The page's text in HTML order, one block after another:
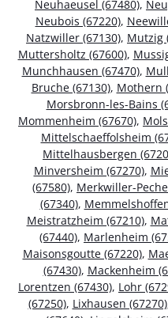
Neuhaeusel (67480),
Neubois (67220),
Natzwiller (67130), Mutzig
Muttersholtz (67600),
Munchhausen (67470),
Bruche (67130), Mothern
Morsbronn-les-Bains
Mommenheim (67670),
Mittelschaeffolsheim
Mittelhausbergen
Minversheim (67270),
(67580), Merkwiller-
(67340),
Meistratzheim (67210),
(67440), Marlenheim
Maisonsgoutte (67220),
(67430), Mackenheim
Lorentzen (67430), Lohr
(67250), Lixhausen (67270)